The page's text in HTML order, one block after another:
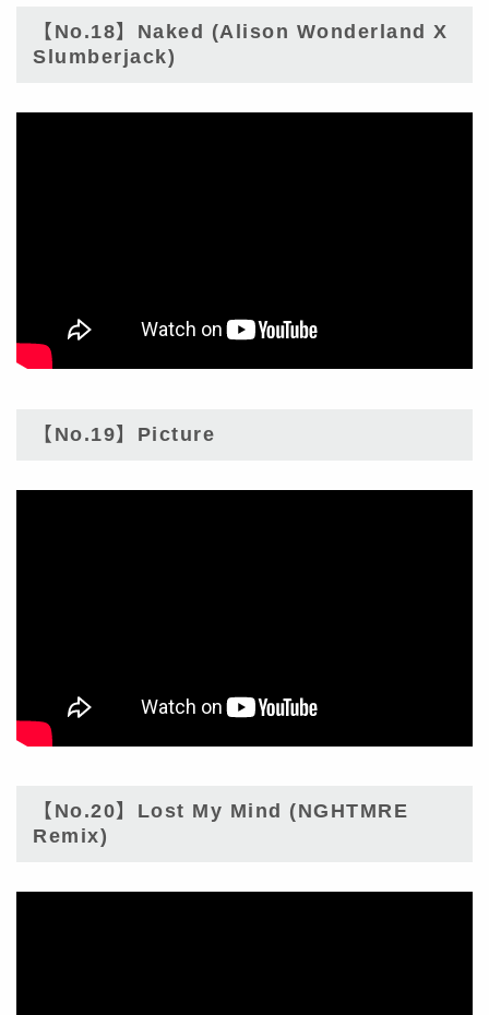
【No.18】Naked (Alison Wonderland X
Slumberjack)
【No.19】Picture
【No.20】Lost My Mind (NGHTMRE
Remix)